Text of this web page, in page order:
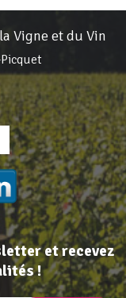
Vigne et du Vin
et recevez
!